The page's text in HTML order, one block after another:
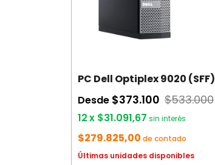
PC Dell Optiplex 9020 (SFF)
Desde $373.100 $533.000
12x $31.091,67 sin interés
$279.825,00 de contado
Últimas unidades disponibles